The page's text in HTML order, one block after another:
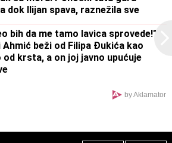
dok Ilijan spava, raznežila sve
bih da me tamo lavica sprovede!"
Ahmić beži od Filipa Đukića kao
od krsta, a on joj javno upućuje
by Aklamator